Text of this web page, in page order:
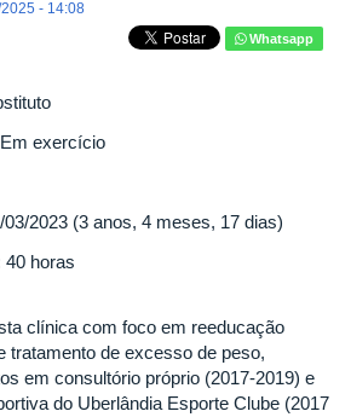
- 14:08
Whatsapp
Em exercício
03/2023 (3 anos, 4 meses, 17 dias)
40 horas
clínica com foco em reeducação
tratamento de excesso de peso,
em consultório próprio (2017-2019) e
do Uberlândia Esporte Clube (2017